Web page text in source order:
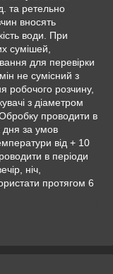
та ретельно
вносять
води. При
сумішей,
для перевірки
не сумісний з
робочого розчину,
з діаметром
проводити в
дня за умов
від + 10
в періоди
ніч,
протягом 6